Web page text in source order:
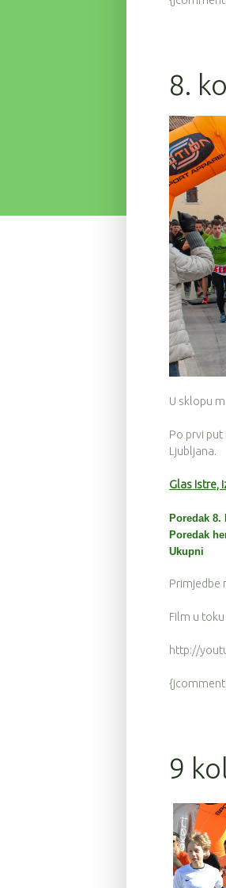
8.
U sklopu
Po prvi
Ljubljana.
Glas Istre,
Poredak 8.
Poredak
Ukupni
Primjedbe
Film u
http://
9